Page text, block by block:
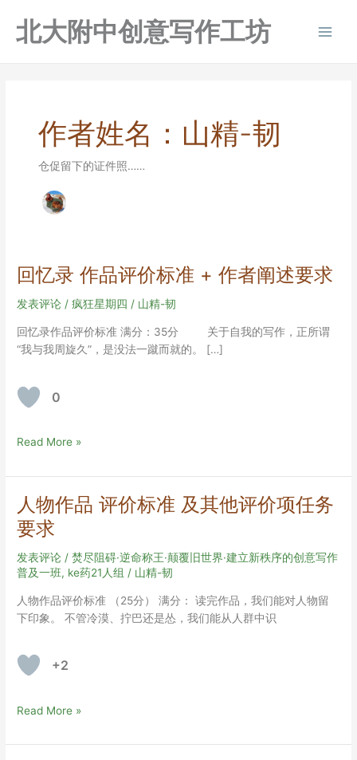
北大附中创意写作工坊
作者姓名：山精-韧
仓促留下的证件照……
回忆录 作品评价标准 + 作者阐述要求
发表评论 /疯狂星期四 / 山精-韧
回忆录作品评价标准 满分：35分 关于自我的写作，正所谓
“我与我周旋久”，是没法一蹴而就的。 […]
0
回
录
作
品
评
标
准
+
作
述
求
Read More »
人物作品 评价标准 及其他评价项任务
要求
发表评论 /焚尽阻碍·逆命称王·颠覆旧世界·建立新秩序的创意写作
普及一班, ke药21人组 / 山精-韧
人物作品评价标准 （25分） 满分： 读完作品，我们能对人物留
下印象。 不管冷漠、拧巴还是怂，我们能从人群中识
+2
人
作
Read More »